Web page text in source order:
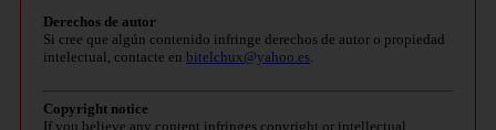
Derechos de autor
Si cree que algún contenido infringe derechos de autor o propiedad
intelectual, contacte en bitelchux@yahoo.es
Copyright notice
If you believe any content infringes copyright or intellectual